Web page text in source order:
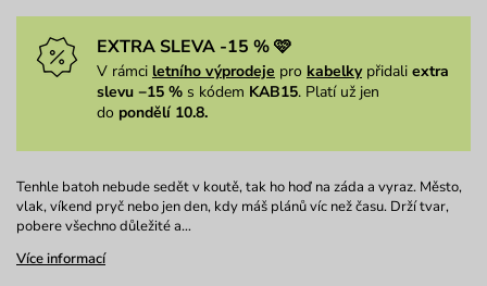
EXTRA SLEVA -15 % 🩷
V rámci letního výprodeje pro kabelkypřidali extra
slevu −15 % s kódem KAB15. Platí už jen
do pondělí 10.8.
Tenhle batoh nebude sedět v koutě, tak ho hoď na záda a vyraz. Město,
vlak, víkend pryč nebo jen den, kdy máš plánů víc než času. Drží tvar,
pobere všechno důležité a…
Více informací